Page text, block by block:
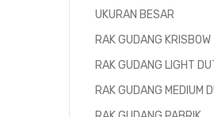
UKURAN BESAR
RAK GUDANG KRISBOW
RAK GUDANG LIGHT
RAK GUDANG MEDIUM